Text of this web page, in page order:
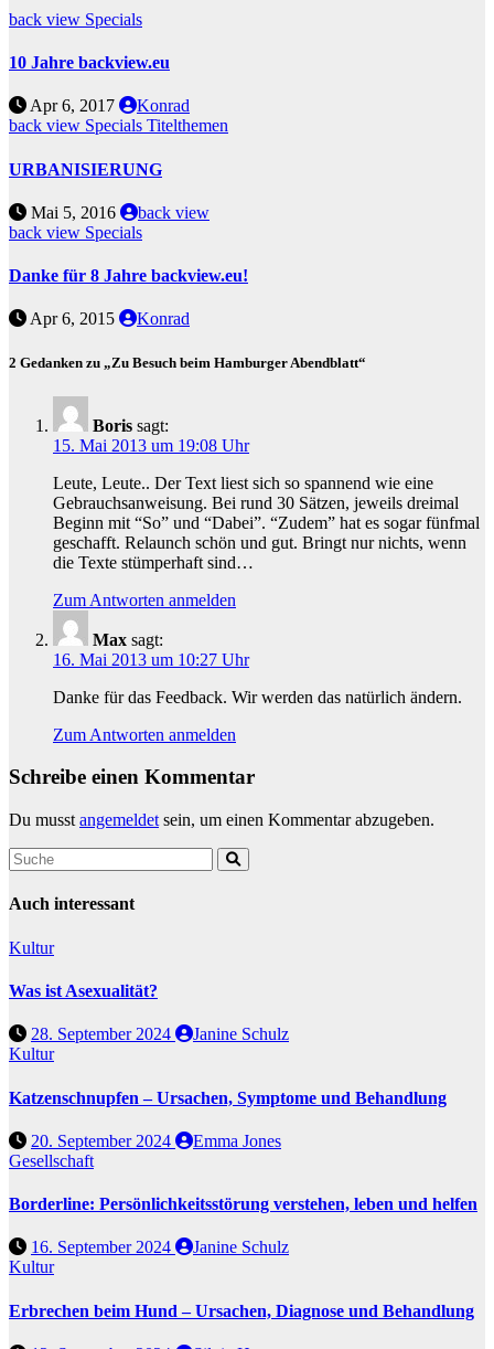
back view Specials
10 Jahre backview.eu
Apr 6, 2017
Konrad
back view Specials Titelthemen
URBANISIERUNG
Mai 5, 2016
back view
back view Specials
Danke für 8 Jahre backview.eu!
Apr 6, 2015 Konrad
2 Gedanken zu „Zu Besuch beim Hamburger Abendblatt“
Boris sagt:
15. Mai 2013 um 19:08 Uhr
Leute, Leute.. Der Text liest sich so spannend wie eine
Gebrauchsanweisung. Bei rund 30 Sätzen, jeweils dreimal
Beginn mit “So” und “Dabei”. “Zudem” hat es sogar fünfmal
geschafft. Relaunch schön und gut. Bringt nur nichts, wenn
die Texte stümperhaft sind…
Zum Antworten anmelden
Max sagt:
16. Mai 2013 um 10:27 Uhr
Danke für das Feedback. Wir werden das natürlich ändern.
Zum Antworten anmelden
Schreibe einen Kommentar
Du musst angemeldet sein, um einen Kommentar abzugeben.
Auch interessant
Kultur
Was ist Asexualität?
28. September 2024
Janine Schulz
Kultur
Katzenschnupfen – Ursachen, Symptome und Behandlung
20. September 2024
Emma Jones
Gesellschaft
Borderline: Persönlichkeitsstörung verstehen, leben und helfen
16. September 2024
Janine Schulz
Kultur
Erbrechen beim Hund – Ursachen, Diagnose und Behandlung